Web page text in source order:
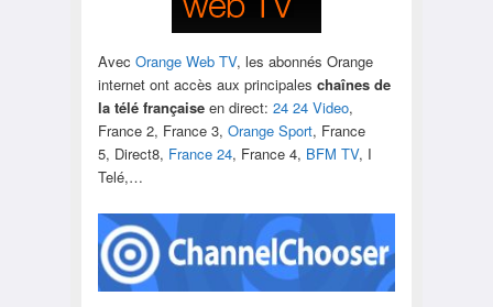
Avec Orange Web TV, les abonnés Orange
internet ont accès aux principales chaînes de
la télé françaiseen direct: 24 24 Video,
France 2, France 3, Orange Sport, France
5, Direct8, France 24, France 4, BFM TV, I
Telé,…